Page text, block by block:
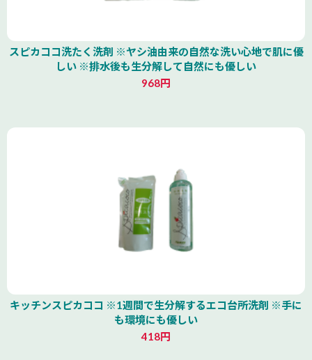
スピカココ洗たく洗剤 ※ヤシ油由来の自然な洗い心地で肌に優
しい ※排水後も生分解して自然にも優しい
968円
キッチンスピカココ ※1週間で生分解するエコ台所洗剤 ※手に
も環境にも優しい
418円